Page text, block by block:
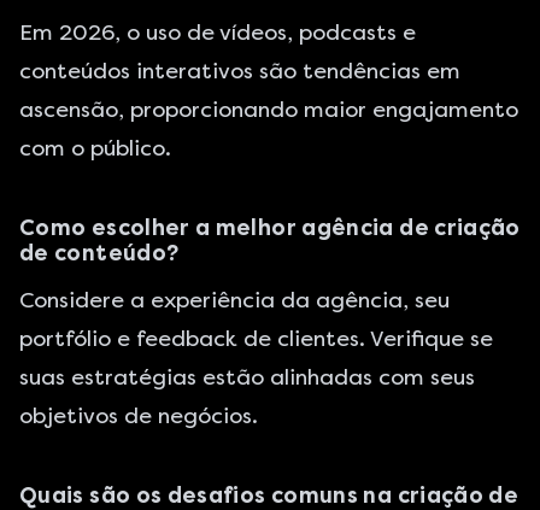
Em 2026, o uso de vídeos, podcasts e
conteúdos interativos são tendências em
ascensão, proporcionando maior engajamento
com o público.
Como escolher a melhor agência de criação
de conteúdo?
Considere a experiência da agência, seu
portfólio e feedback de clientes. Verifique se
suas estratégias estão alinhadas com seus
objetivos de negócios.
Quais são os desafios comuns na criação de